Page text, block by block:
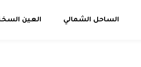
الساحل الشمالي العين